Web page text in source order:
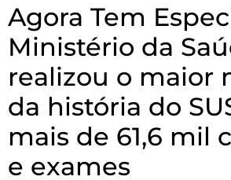
Agora Tem
Ministério da
realizou o maior
da história do
mais de 61,6 mil
e exames